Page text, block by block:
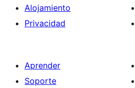
Alojamiento
Privacidad
Aprender
Soporte